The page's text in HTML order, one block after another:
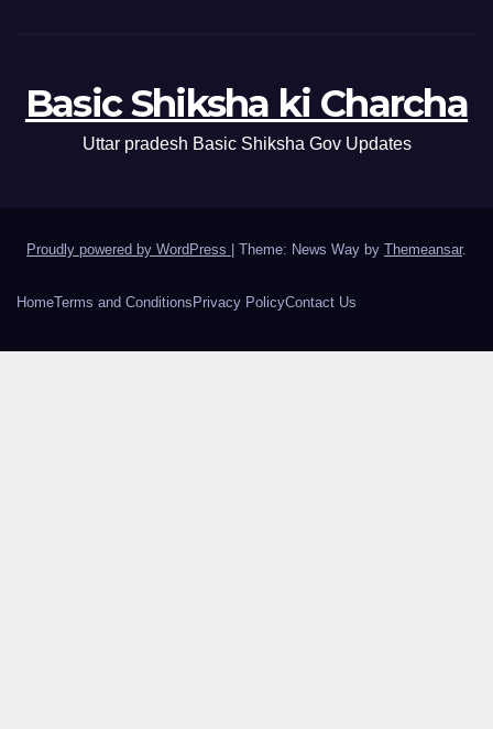
Basic Shiksha ki Charcha
Uttar pradesh Basic Shiksha Gov Updates
Proudly powered by WordPress | Theme: News Way by Themeansar.
HomeTerms and Conditions Privacy PolicyContact Us